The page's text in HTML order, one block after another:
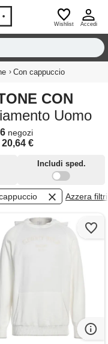
Wishlist Accedi
› Con cappuccio
Uomo
6 negozi
20,64 €
Includi sped.
Azzera filtri